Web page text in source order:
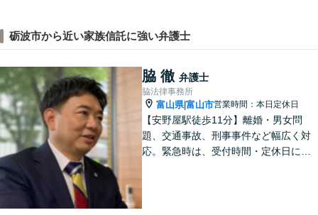
砺波市から近い家族信託に強い弁護士
脇 徹 弁護士
脇法律事務所
富山県|富山市営業時間：本日定休日
【安野屋駅徒歩11分】離婚・男女問
題、交通事故、刑事事件など幅広く対
応。緊急時は、受付時間・定休日に関